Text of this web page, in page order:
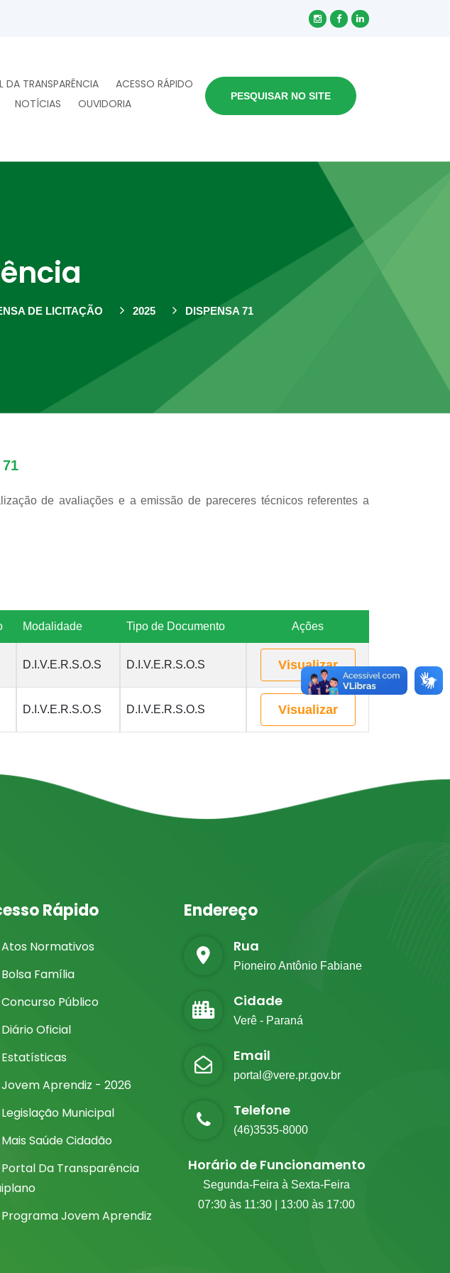
DA TRANSPARÊNCIA
ACESSO RÁPIDO
NOTÍCIAS OUVIDORIA
PESQUISAR NO SITE
DE LICITAÇÃO 2025 DISPENSA 71
de avaliações e a emissão de pareceres técnicos referentes a
Modalidade Tipo de Documento Ações
D.I.V.E.R.S.O.S D.I.V.E.R.S.O.S Visualizar
D.I.V.E.R.S.O.S D.I.V.E.R.S.O.S Visualizar
Rápido
Atos Normativos
Bolsa Família
Concurso Público
Diário Oficial
Estatísticas
Jovem Aprendiz - 2026
Legislação Municipal
Mais Saúde Cidadão
Portal Da Transparência
Programa Jovem Aprendiz
Endereço
Rua
Pioneiro Antônio Fabiane
Cidade
Verê - Paraná
Email
portal@vere.pr.gov.br
Telefone
(46)3535-8000
Horário de Funcionamento
Segunda-Feira à Sexta-Feira
07:30 às 11:30 | 13:00 às 17:00